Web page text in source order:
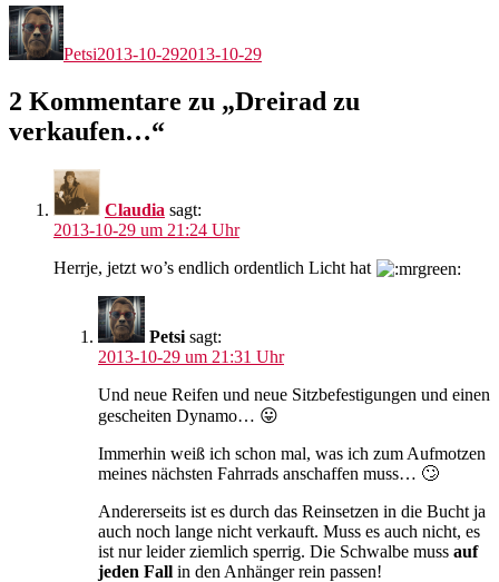
Autor
Petsi2013-10-292013-10-29
2 Kommentare zu „Dreirad zu
verkaufen…“
Claudia sagt:
2013-10-29 um 21:24 Uhr
Herrje, jetzt wo’s endlich ordentlich Licht hat
Petsi sagt:
2013-10-29 um 21:31 Uhr
Und neue Reifen und neue Sitzbefestigungen und einen
gescheiten Dynamo… 😛
Immerhin weiß ich schon mal, was ich zum Aufmotzen
meines nächsten Fahrrads anschaffen muss… 🙄
Andererseits ist es durch das Reinsetzen in die Bucht ja
auch noch lange nicht verkauft. Muss es auch nicht, es
ist nur leider ziemlich sperrig. Die Schwalbe muss auf
jeden Fall in den Anhänger rein passen!